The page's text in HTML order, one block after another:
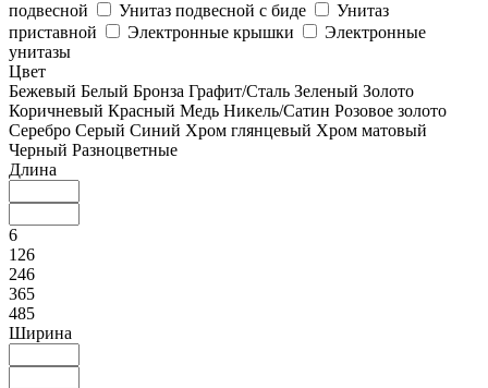
подвесной
Унитаз подвесной с биде
Унитаз
приставной
Электронные крышки
Электронные
унитазы
Цвет
Бежевый Белый Бронза Графит/Сталь Зеленый Золото
Коричневый Красный Медь Никель/Сатин Розовое золото
Серебро Серый Синий Хром глянцевый Хром матовый
Черный Разноцветные
Длина
6
126
246
365
485
Ширина